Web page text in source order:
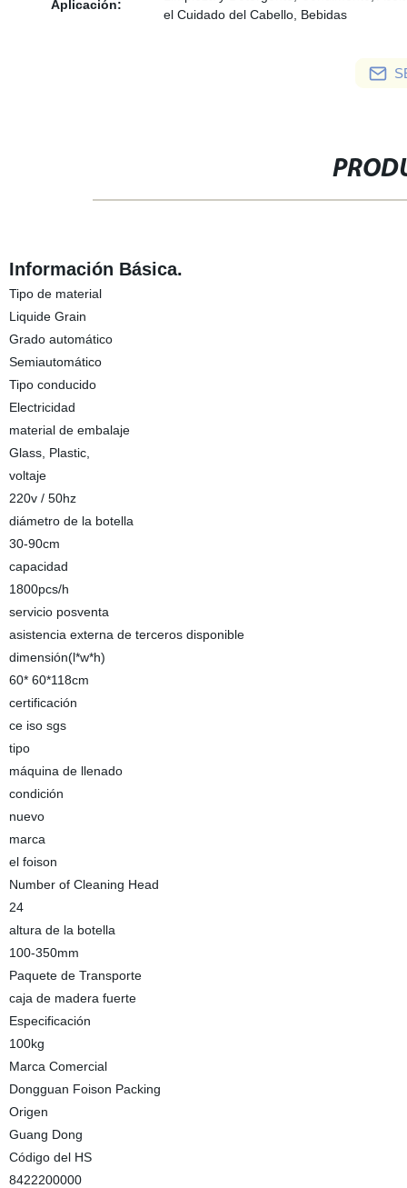
Aplicación:
el Cuidado del Cabello, Bebidas
Información Básica.
Tipo de material
Liquide Grain
Grado automático
Semiautomático
Tipo conducido
Electricidad
material de embalaje
Glass, Plastic,
voltaje
220v / 50hz
diámetro de la botella
30-90cm
capacidad
1800pcs/h
servicio posventa
asistencia externa de terceros disponible
dimensión(l*w*h)
60* 60*118cm
certificación
ce iso sgs
tipo
máquina de llenado
condición
nuevo
marca
el foison
Number of Cleaning Head
24
altura de la botella
100-350mm
Paquete de Transporte
caja de madera fuerte
Especificación
100kg
Marca Comercial
Dongguan Foison Packing
Origen
Guang Dong
Código del HS
8422200000